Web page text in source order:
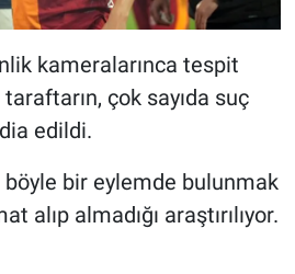
kameralarınca tespit
çok sayıda suç
edildi.
böyle bir eylemde bulunmak
alıp almadığı araştırılıyor.